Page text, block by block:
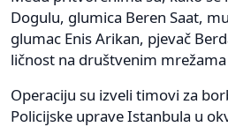
Dogulu, glumica Beren Saat,
glumac Enis Arikan, pjevač
ličnost na društvenim
Operaciju su izveli timovi za
Policijske uprave Istanbula u